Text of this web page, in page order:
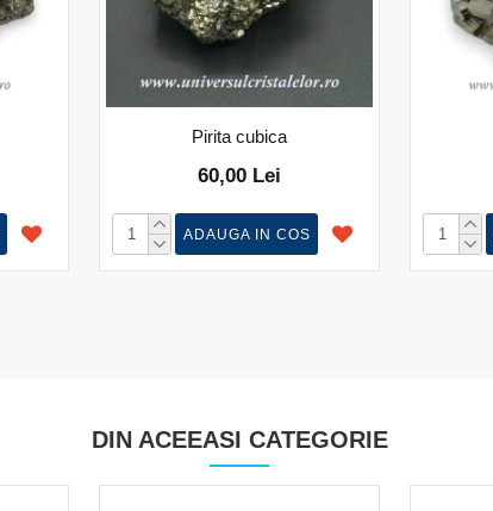
Pirita cubica
60,00 Lei
ADAUGA IN COS
DIN ACEEASI CATEGORIE